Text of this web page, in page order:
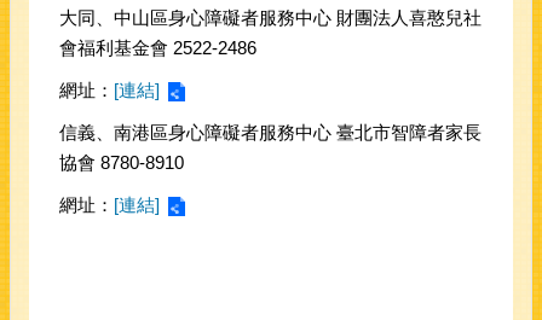
大同、中山區身心障礙者服務中心 財團法人喜憨兒社
會福利基金會 2522-2486
網址： [連結]
信義、南港區身心障礙者服務中心 臺北市智障者家長
協會 8780-8910
網址： [連結]